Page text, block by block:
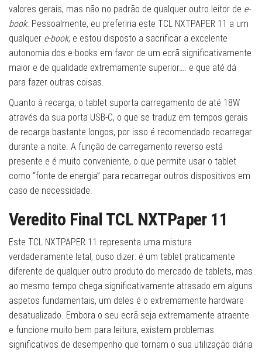
valores gerais, mas não no padrão de qualquer outro leitor de e-
book. Pessoalmente, eu preferiria este TCL NXTPAPER 11 a um
qualquer e-book, e estou disposto a sacrificar a excelente
autonomia dos e-books em favor de um ecrã significativamente
maior e de qualidade extremamente superior…. e que até dá
para fazer outras coisas.
Quanto à recarga, o tablet suporta carregamento de até 18W
através da sua porta USB-C, o que se traduz em tempos gerais
de recarga bastante longos, por isso é recomendado recarregar
durante a noite. A função de carregamento reverso está
presente e é muito conveniente, o que permite usar o tablet
como “fonte de energia” para recarregar outros dispositivos em
caso de necessidade.
Veredito Final TCL NXTPaper 11
Este TCL NXTPAPER 11 representa uma mistura
verdadeiramente letal, ouso dizer: é um tablet praticamente
diferente de qualquer outro produto do mercado de tablets, mas
ao mesmo tempo chega significativamente atrasado em alguns
aspetos fundamentais, um deles é o extremamente hardware
desatualizado. Embora o seu ecrã seja extremamente atraente
e funcione muito bem para leitura, existem problemas
significativos de desempenho que tornam o sua utilização diária